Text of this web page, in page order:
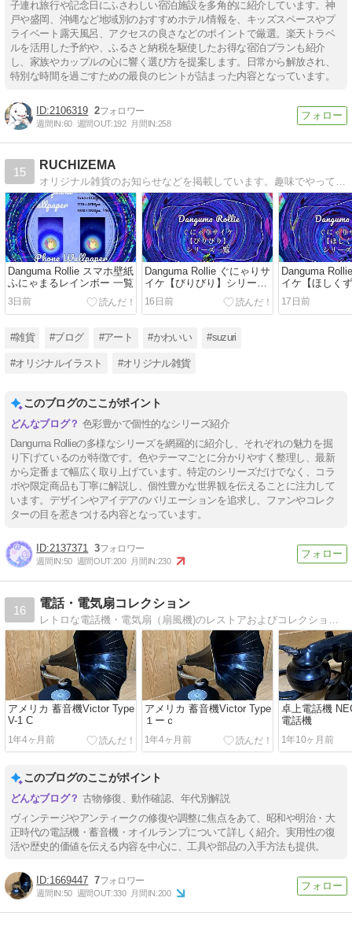
子連れ旅行や記念日にふさわしい宿泊施設を多角的に紹介しています。神
戸や盛岡、沖縄など地域別のおすすめホテル情報を、キッズスペースやプ
ライベート露天風呂、アクセスの良さなどのポイントで厳選。楽天トラベ
ルを活用した予約や、ふるさと納税を駆使したお得な宿泊プランも紹介
し、家族やカップルの心に響く選び方を提案します。日常から解放され、
特別な時間を過ごすための最良のヒントが詰まった内容となっています。
2106319 2
週間IN:60 週間OUT:192 月間IN:258
15
RUCHIZEMA
Danguma Rollie スマホ壁紙
ふにゃまるレインボー 一覧
3日前
Danguma Rollie ぐにゃりサ
イケ【びりびり】シリーズ
16日前
Danguma
イケ【ほしく
17日前
#雑貨 #ブログ #アート #かわいい #suzuri
#オリジナルイラスト #オリジナル雑貨
このブログのここがポイント
色彩豊かで個性的なシリーズ紹介
Danguma Rollieの多様なシリーズを網羅的に紹介し、それぞれの魅力を掘
り下げているのが特徴です。色やテーマごとに分かりやすく整理し、最新
から定番まで幅広く取り上げています。特定のシリーズだけでなく、コラ
ボや限定商品も丁寧に解説し、個性豊かな世界観を伝えることに注力して
います。デザインやアイデアのバリエーションを追求し、ファンやコレク
ターの目を惹きつける内容となっています。
2137371 3
週間IN:50 週間OUT:200 月間IN:230
16
電話・電気扇コレクション
アメリカ 蓄音機Victor Type
V-1 C
1年4ヶ月前
アメリカ 蓄音機Victor Type
１ーｃ
1年4ヶ月前
卓上電話機
電話機
1年10ヶ月前
このブログのここがポイント
古物修復、動作確認、年代別解説
ヴィンテージやアンティークの修復や調整に焦点をあて、昭和や明治・大
正時代の電話機・蓄音機・オイルランプについて詳しく紹介。実用性の復
活や歴史的価値を伝える内容を中心に、工具や部品の入手方法も提供。
1669447 7
週間IN:50 週間OUT:330 月間IN:200